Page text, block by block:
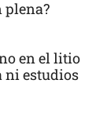
plena?
en el litio
ni estudios